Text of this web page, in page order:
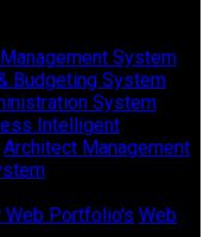
System
Budgeting System
System
Intelligent
Architect Management
Web Portfolio's Web